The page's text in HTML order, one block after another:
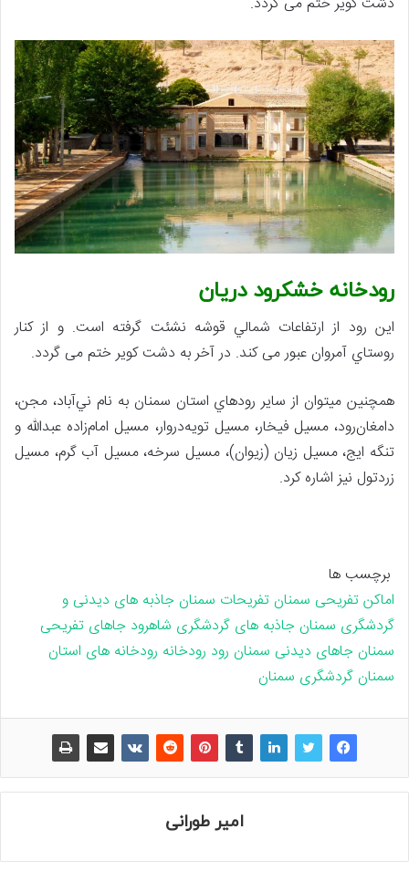
رودخانه خشكرود دريان
اين رود از ارتفاعات شمالي قوشه نشئت گرفته است. و از كنار
روستاي آمروان عبور می کند. در آخر به دشت كوير ختم می گردد.
همچنین میتوان از ساير رودهاي استان سمنان به نام ني‌آباد، مجن،
دامغان‌رود، مسيل فيخار، مسيل تويه‌دروار، مسيل امام‌زاده عبدالله و
تنگه ايج، مسيل زيان (زيوان)، مسيل سرخه، مسيل آب گرم، مسيل
زردتول نیز اشاره کرد.
برچسب ها
اماکن تفریحی سمنان تفریحات سمنان جاذبه های دیدنی و
گردشگری سمنان جاذبه های گردشگری شاهرود جاهای تفریحی
سمنان جاهای دیدنی سمنان رود رودخانه رودخانه های استان
سمنان گردشگری سمنان
امیر طورانی